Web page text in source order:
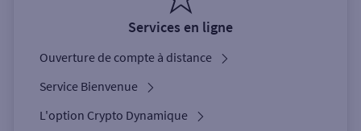
Services en ligne
Ouverture de compte à distance
Service Bienvenue
L'option Crypto Dynamique